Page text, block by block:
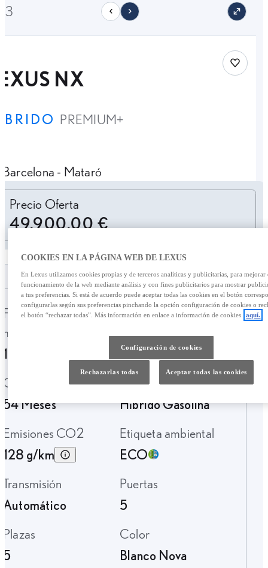
NX
PREMIUM+
Save car
Barcelona - Mataró
Precio Oferta
49.900,00 €
Fecha de
matriculación
12-2025
Kilometraje
25 Km.
54 Meses
Tipo de combustible
Híbrido Gasolina
Emisiones CO2
128 g/km
Etiqueta ambiental
ECO
Transmisión
Automático
Puertas
5
Plazas
5
Color
Blanco Nova
COOKIES EN LA PÁGINA WEB DE LEXUS
En Lexus utilizamos cookies propias y de terceros analíticas y publicitarias, para mejorar
funcionamiento de la web mediante análisis y con fines publicitarios para mostrar
a tus preferencias. Si está de acuerdo puede aceptar todas las cookies en el botón
configurarlas según sus preferencias pinchando la opción configuración de cookies o
el botón “rechazar todas”. Más información en enlace a información de cookies
aquí.
Configuración de cookies
Rechazarlas todas Aceptar todas las cookies